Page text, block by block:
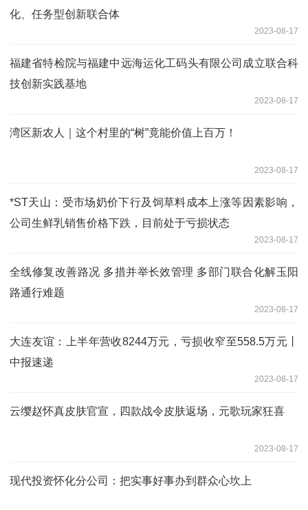
化、任务型创新联合体
2023-08-17
福建省特检院与福建中远海运化工码头有限公司成立联合科
技创新实践基地
2023-08-17
湾区新农人｜这个村里的“树”竟能价值上百万！
2023-08-17
*ST天山：受市场奶价下行及饲草料成本上涨等因素影响，
公司生鲜乳销售价格下跌，目前处于亏损状态
2023-08-17
全线修复改善路况 多措并举长效管理 多部门联合化解玉阳
路通行难题
2023-08-17
大连友谊：上半年营收8244万元，亏损收窄至558.5万元丨
中报速递
2023-08-17
云缨赵怀真皮肤官宣，四款战令皮肤返场，元歌玩家狂喜
2023-08-17
现代投资怀化分公司：把实事好事办到群众心坎上